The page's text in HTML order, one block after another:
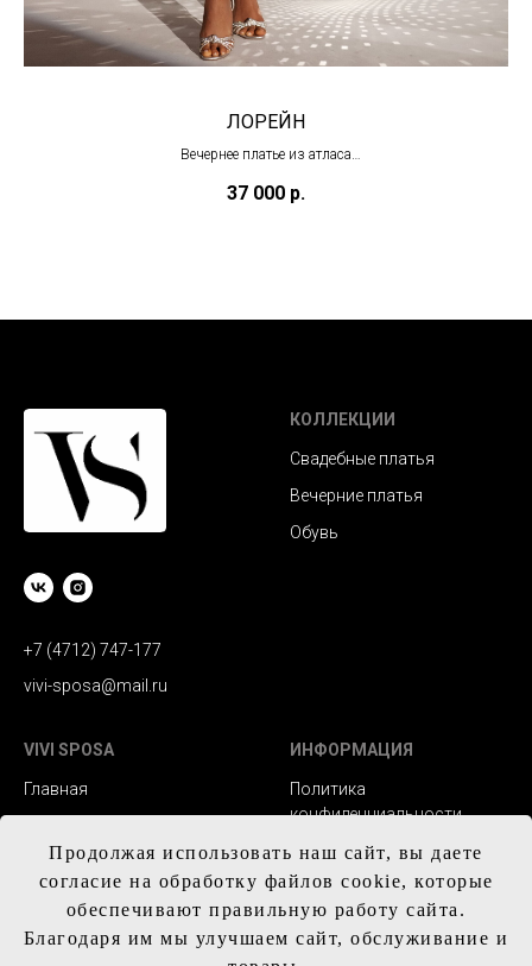
ЛОРЕЙН
Вечернее платье из атласа
37 000 р.
Продолжая использовать наш сайт, вы даете
согласие на обработку файлов cookie, которые
обеспечивают правильную работу сайта.
Благодаря им мы улучшаем сайт, обслуживание и
+7 (4712) 747-177
vivi-sposa@mail.ru
КОЛЛЕКЦИИ
Свадебные платья
Вечерние платья
Обувь
VIVI SPOSA
Главная
Контакты
ИНФОРМАЦИЯ
Политика
конфиденциальности
Заказ и сроки
изготовления
Доставка
Обмен и возврат